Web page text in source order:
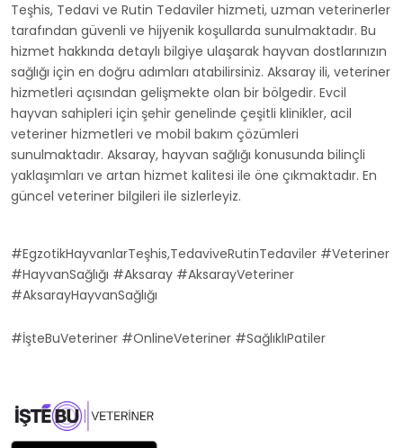
Teşhis, Tedavi ve Rutin Tedaviler hizmeti, uzman veterinerler
tarafından güvenli ve hijyenik koşullarda sunulmaktadır. Bu
hizmet hakkında detaylı bilgiye ulaşarak hayvan dostlarınızın
sağlığı için en doğru adımları atabilirsiniz. Aksaray ili, veteriner
hizmetleri açısından gelişmekte olan bir bölgedir. Evcil
hayvan sahipleri için şehir genelinde çeşitli klinikler, acil
veteriner hizmetleri ve mobil bakım çözümleri
sunulmaktadır. Aksaray, hayvan sağlığı konusunda bilinçli
yaklaşımları ve artan hizmet kalitesi ile öne çıkmaktadır. En
güncel veteriner bilgileri ile sizlerleyiz.
#EgzotikHayvanlarTeşhis,TedaviveRutinTedaviler #Veteriner
#HayvanSağlığı #Aksaray #AksarayVeteriner
#AksarayHayvanSağlığı
#İşteBuVeteriner #OnlineVeteriner #SağlıklıPatiler